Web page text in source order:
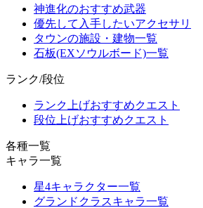
神進化のおすすめ武器
優先して入手したいアクセサリ
タウンの施設・建物一覧
石板(EXソウルボード)一覧
ランク/段位
ランク上げおすすめクエスト
段位上げおすすめクエスト
各種一覧
キャラ一覧
星4キャラクター一覧
グランドクラスキャラ一覧